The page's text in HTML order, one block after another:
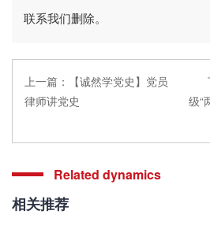
联系我们删除。
上一篇：
【诚然学党史】党员
律师讲党史
级“
Related dynamics
相关推荐